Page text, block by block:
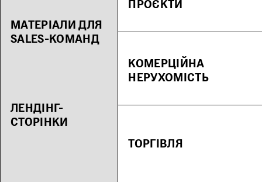
МАТЕРІАЛИ ДЛЯ
SALES-КОМАНД
ЛЕНДІНГ-
СТОРІНКИ
ПРОЄКТИ
КОМЕРЦІЙНА
НЕРУХОМІСТЬ
ТОРГІВЛЯ